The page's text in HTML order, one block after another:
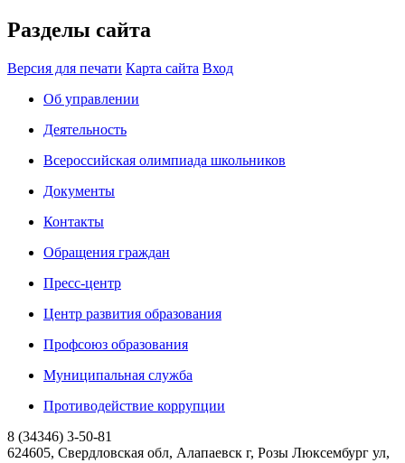
Разделы сайта
Версия для печати Карта сайта Вход
Об управлении
Деятельность
Всероссийская олимпиада школьников
Документы
Контакты
Обращения граждан
Пресс-центр
Центр развития образования
Профсоюз образования
Муниципальная служба
Противодействие коррупции
8 (34346) 3-50-81
624605, Свердловская обл, Алапаевск г, Розы Люксембург ул,